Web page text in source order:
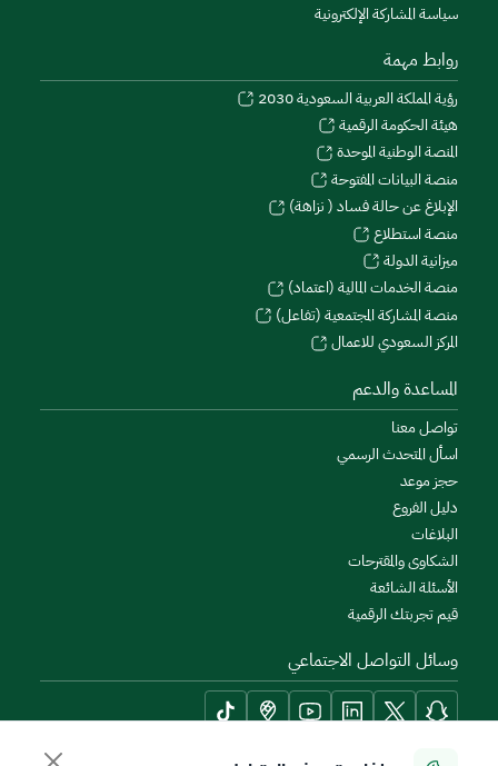
سياسة المشاركة الإلكترونية
روابط مهمة
رؤية المملكة العربية السعودية 2030
هيئة الحكومة الرقمية
المنصة الوطنية الموحدة
منصة البيانات المفتوحة
الإبلاغ عن حالة فساد ( نزاهة)
منصة استطلاع
ميزانية الدولة
منصة الخدمات المالية (اعتماد)
منصة المشاركة المجتمعية (تفاعل)
المركز السعودي للاعمال
المساعدة والدعم
تواصل معنا
اسأل المتحدث الرسمي
حجز موعد
دليل الفروع
البلاغات
الشكاوى والمقترحات
الأسئلة الشائعة
قيم تجربتك الرقمية
وسائل التواصل الاجتماعي